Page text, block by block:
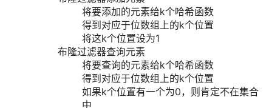
将要添加的元素给k个哈希函数
得到对应于位数组上的k个位置
将这k个位置设为1
布隆过滤器查询元素
将要查询的元素给k个哈希函数
得到对应于位数组上的k个位置
如果k个位置有一个为0，则肯定不在集合
中